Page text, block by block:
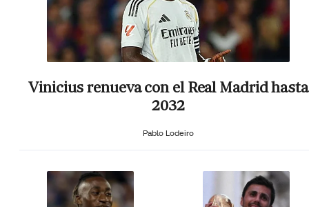
Vinicius renueva con el Real Madrid hasta
2032
Pablo Lodeiro